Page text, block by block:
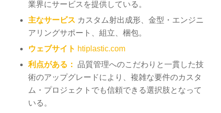
業界にサービスを提供している。
主なサービス カスタム射出成形、金型・エンジニ
アリングサポート、組立、梱包。
ウェブサイト htiplastic.com
利点がある： 品質管理へのこだわりと一貫した技
術のアップグレードにより、複雑な要件のカスタ
ム・プロジェクトでも信頼できる選択肢となって
いる。